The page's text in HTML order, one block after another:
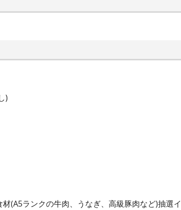
)
(A5ランクの牛肉、うなぎ、高級豚肉など)抽選